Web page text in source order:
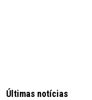
Últimas notícias